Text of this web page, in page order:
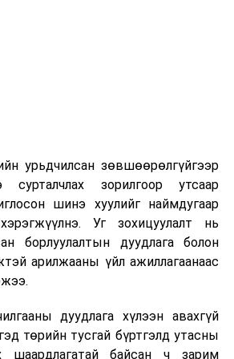
дүгээр сарын 13-наас оюутнуудыг
оруулж эхэлнэ.
үйл ажиллагааны
сарын 17–28-ны өдрүүдэд
бүртгэл болон бусад аливаа
зохион байгуулахгүй болно.
урьдчилсан зөвшөөрөлгүйгээр
сурталчлах зорилгоор утсаар
шинэ хуулийг наймдугаар
Уг зохицуулалт нь
борлуулалтын дуудлага болон
арилжааны үйл ажиллагаанаас
дуудлага хүлээн авахгүй
төрийн тусгай бүртгэлд утасны
шаардлагатай байсан ч зарим